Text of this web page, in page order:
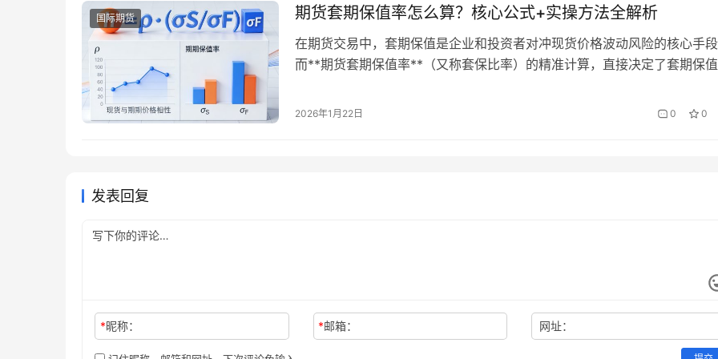
国际期货 期货套期保值率怎么算？核心公式+实操方法全解析
在期货交易中，套期保值是企业和投资者对冲现货价格波动风险的核心手段
而**期货套期保值率**（又称套保比率）的精准计算，直接决定了套期保值
拆解期货套期保值率的计算方法、核心公式、实操案例及动态调整技巧，帮
2026年1月22日 0 0
发表回复
*昵称： *邮箱： 网址：